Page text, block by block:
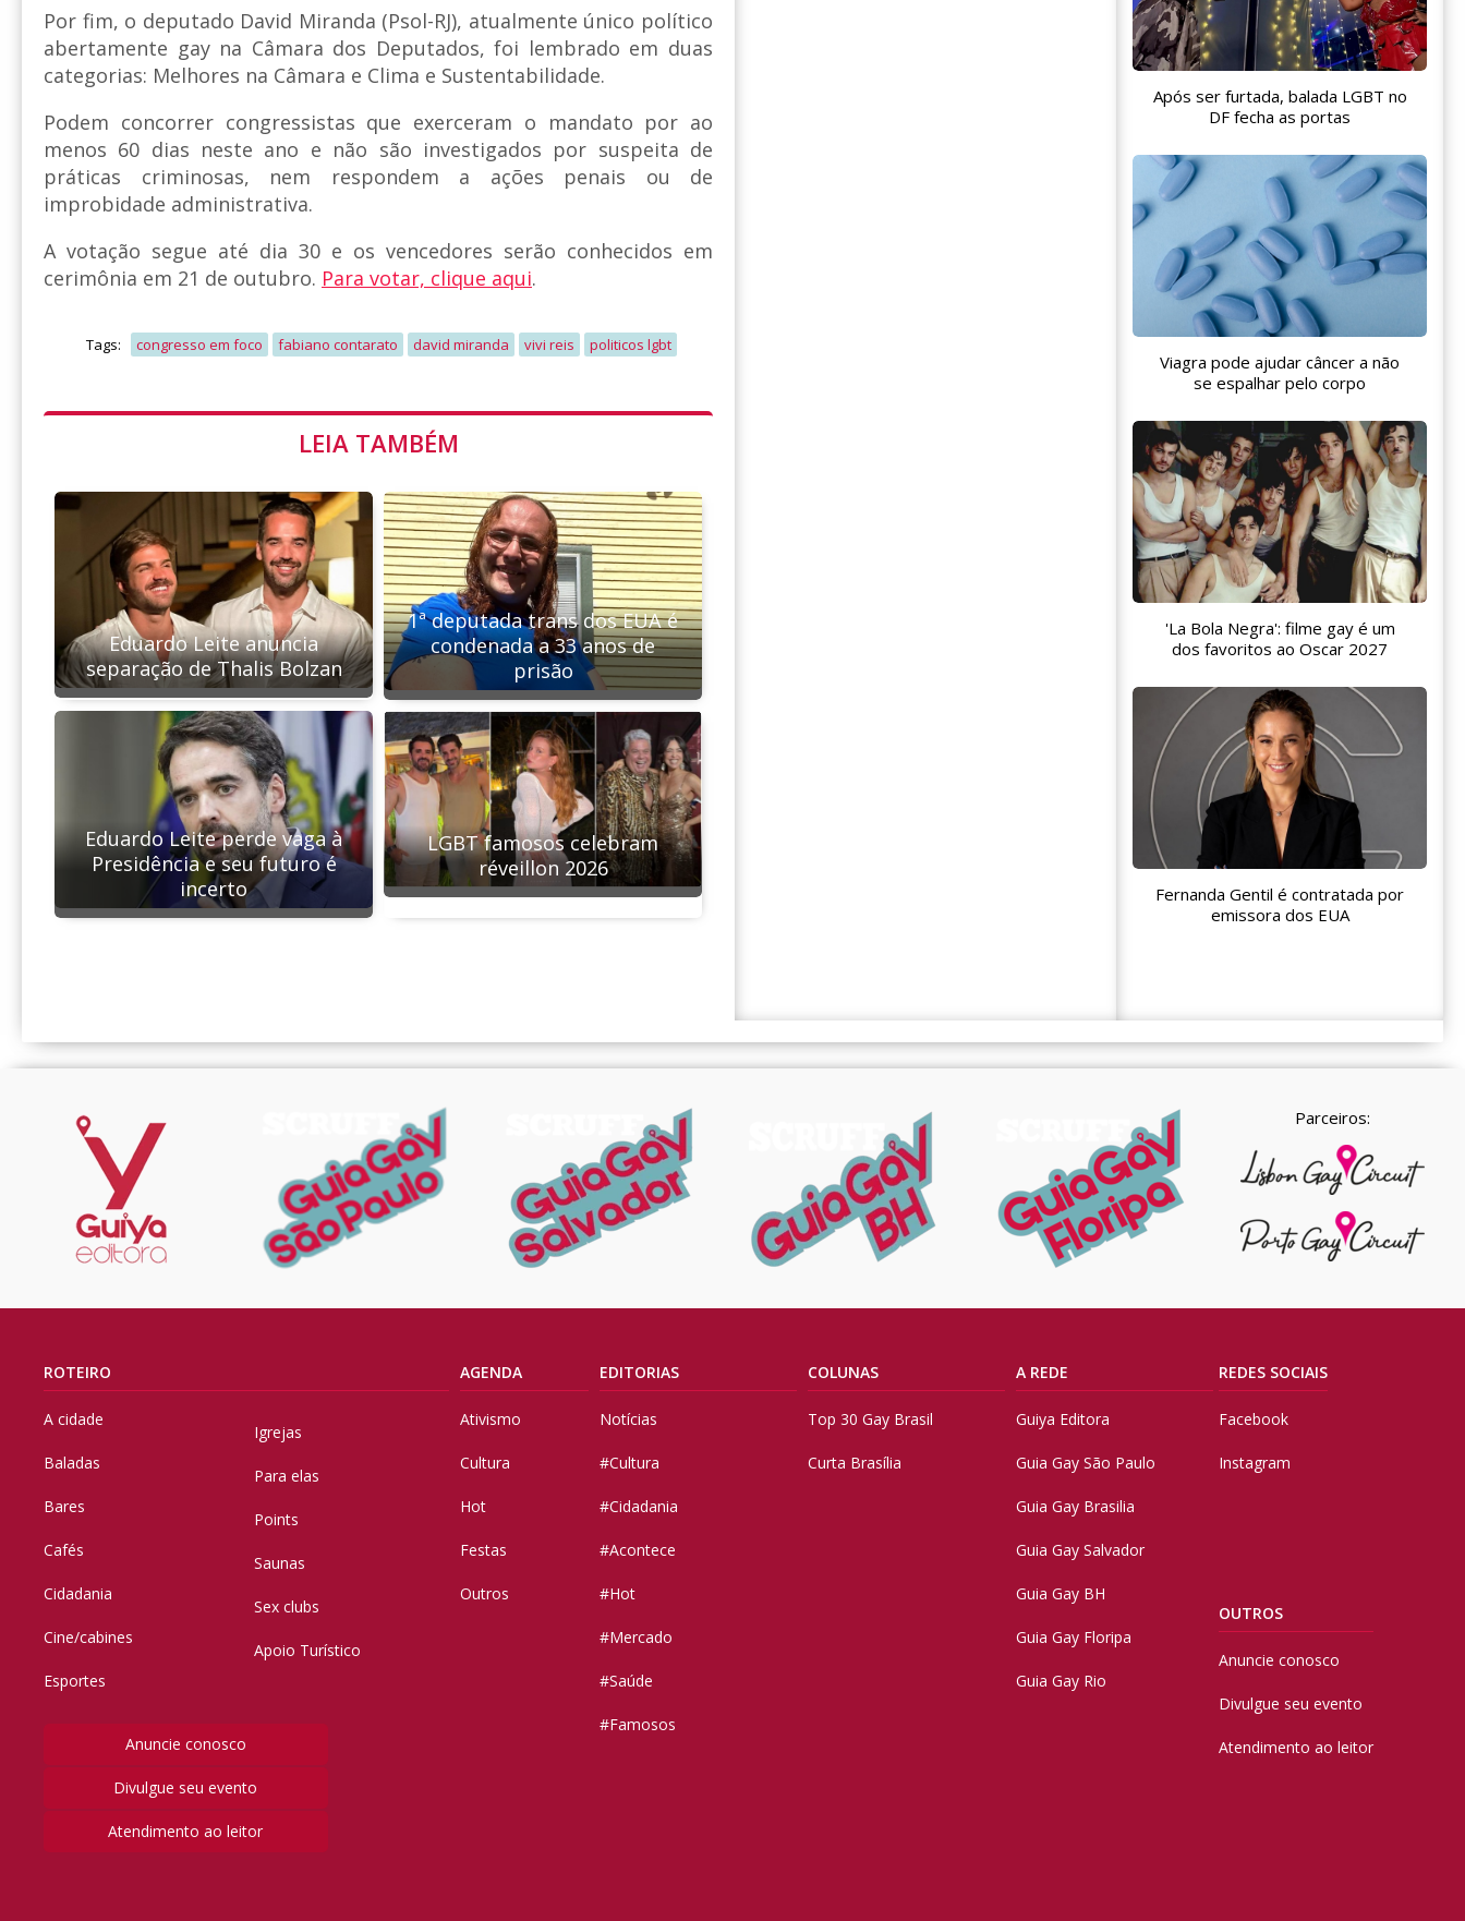
Por fim, o deputado David Miranda (Psol-RJ), atualmente único político
abertamente gay na Câmara dos Deputados, foi lembrado em duas
categorias: Melhores na Câmara e Clima e Sustentabilidade.
Podem concorrer congressistas que exerceram o mandato por ao
menos 60 dias neste ano e não são investigados por suspeita de
práticas criminosas, nem respondem a ações penais ou de
improbidade administrativa.
A votação segue até dia 30 e os vencedores serão conhecidos em
cerimônia em 21 de outubro. Para votar, clique aqui.
Tags: congresso em foco fabiano contarato david miranda vivi reis politicos lgbt
LEIA TAMBÉM
Eduardo Leite anuncia
separação de Thalis Bolzan
1ª deputada trans dos EUA é
condenada a 33 anos de
prisão
Eduardo Leite perde vaga à
Presidência e seu futuro é
incerto
LGBT famosos celebram
réveillon 2026
Após ser furtada, balada LGBT no
DF fecha as portas
Viagra pode ajudar câncer a não
se espalhar pelo corpo
'La Bola Negra': filme gay é um
dos favoritos ao Oscar 2027
Fernanda Gentil é contratada por
emissora dos EUA
Parceiros:
ROTEIRO
A cidade
Baladas
Bares
Cafés
Cidadania
Cine/cabines
Esportes
Igrejas
Para elas
Points
Saunas
Sex clubs
Apoio Turístico
Anuncie conosco
Divulgue seu evento
Atendimento ao leitor
AGENDA
Ativismo
Cultura
Hot
Festas
Outros
EDITORIAS
Notícias
#Cultura
#Cidadania
#Acontece
#Hot
#Mercado
#Saúde
#Famosos
COLUNAS
Top 30 Gay Brasil
Curta Brasília
A REDE
Guiya Editora
Guia Gay São Paulo
Guia Gay Brasilia
Guia Gay Salvador
Guia Gay BH
Guia Gay Floripa
Guia Gay Rio
REDES SOCIAIS
Facebook
Instagram
OUTROS
Anuncie conosco
Divulgue seu evento
Atendimento ao leitor